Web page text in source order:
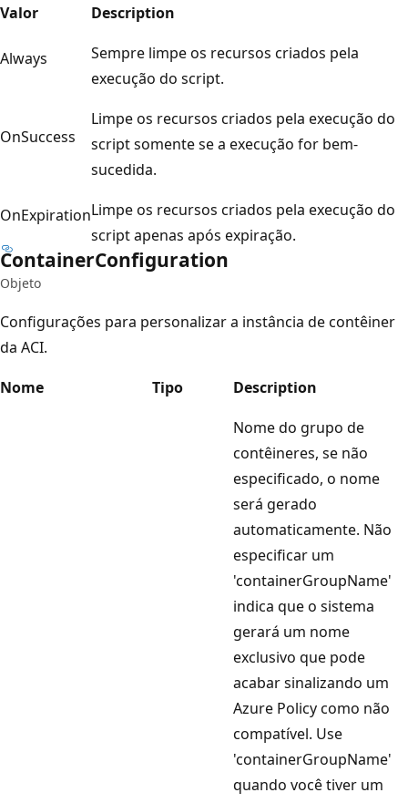
Valor
Description
Always
Sempre limpe os recursos criados pela
execução do script.
OnSuccess
Limpe os recursos criados pela execução do
script somente se a execução for bem-
sucedida.
OnExpirationLimpe os recursos criados pela execução do
script apenas após expiração.
ContainerConfiguration
Objeto
Configurações para personalizar a instância de contêiner
da ACI.
Nome
Tipo Description
Nome do grupo de
contêineres, se não
especificado, o nome
será gerado
automaticamente. Não
especificar um
'containerGroupName'
indica que o sistema
gerará um nome
exclusivo que pode
acabar sinalizando um
Azure Policy como não
compatível. Use
'containerGroupName'
quando você tiver um